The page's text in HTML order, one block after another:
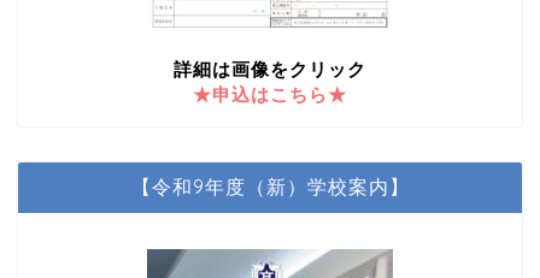
詳細は画像をクリック
★申込はこちら★
【令和9年度（新）学校案内】